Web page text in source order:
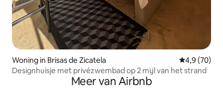
Woning in Brisas de Zicatela Gemiddelde
4,9 (70)
Designhuisje met privézwembad op 2 mijl van het strand
Meer van Airbnb